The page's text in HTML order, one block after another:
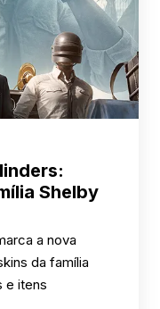
Shelby
a nova
da família
e itens